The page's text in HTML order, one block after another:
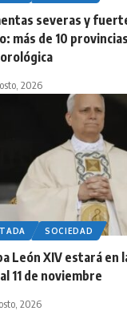
severas y
más de 10
2026
SOCIEDAD
León XIV estará en
11 de noviembre
2026